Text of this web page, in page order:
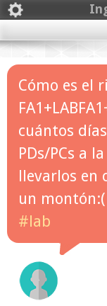
Cómo es el
cuántos
PDs/PCs a
llevarlos en
un montón:(
#lab